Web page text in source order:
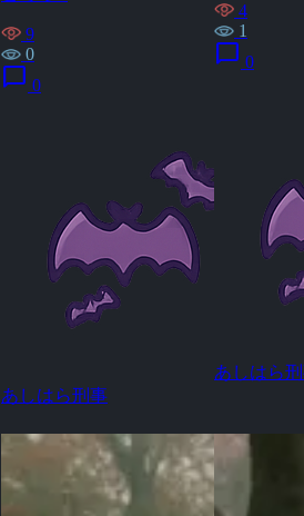
9
0
chat_bubble 0
あしはら刑事
4
1
chat_bubble 0
あしはら